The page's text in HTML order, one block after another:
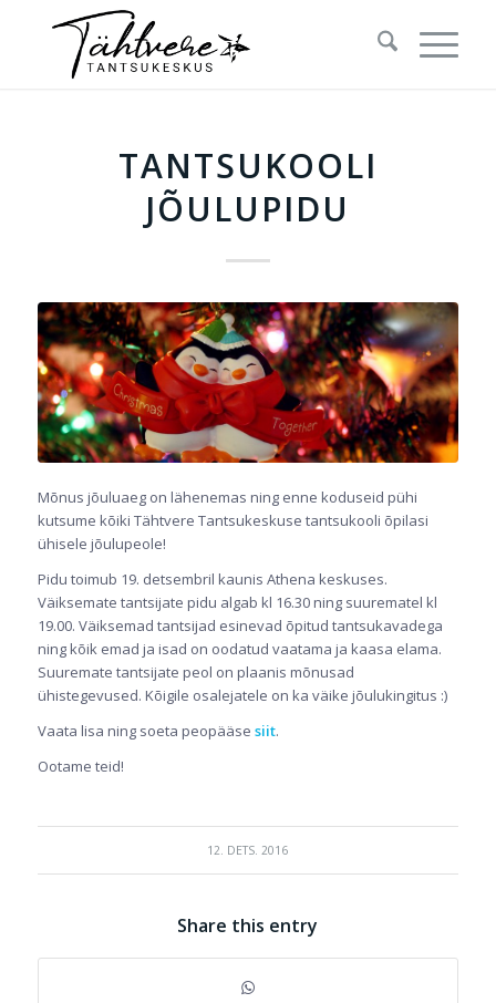
TANTSUKOOLI
JÕULUPIDU
Mõnus jõuluaeg on lähenemas ning enne koduseid pühi
kutsume kõiki Tähtvere Tantsukeskuse tantsukooli õpilasi
ühisele jõulupeole!
Pidu toimub 19. detsembril kaunis Athena keskuses.
Väiksemate tantsijate pidu algab kl 16.30 ning suurematel kl
19.00. Väiksemad tantsijad esinevad õpitud tantsukavadega
ning kõik emad ja isad on oodatud vaatama ja kaasa elama.
Suuremate tantsijate peol on plaanis mõnusad
ühistegevused. Kõigile osalejatele on ka väike jõulukingitus :)
Vaata lisa ning soeta peopääse siit.
Ootame teid!
12. DETS. 2016
Share this entry